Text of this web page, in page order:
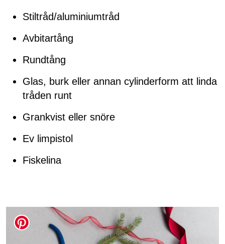
Stiltråd/aluminiumtråd
Avbitartång
Rundtång
Glas, burk eller annan cylinderform att linda
tråden runt
Grankvist eller snöre
Ev limpistol
Fiskelina